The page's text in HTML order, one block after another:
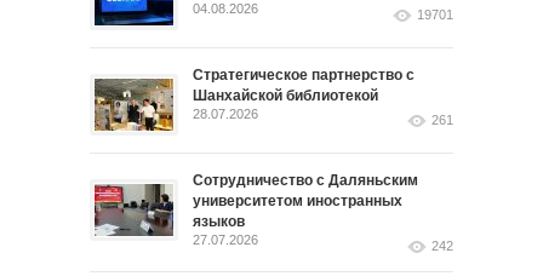
04.08.2026 19701
Стратегическое партнерство с
Шанхайской библиотекой
28.07.2026 261
Сотрудничество с Даляньским
университетом иностранных
языков
27.07.2026 242